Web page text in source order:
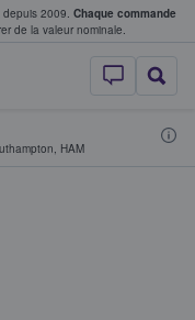
depuis 2009. Chaque commande
de la valeur nominale.
StubHub - Où
billets
, HAM